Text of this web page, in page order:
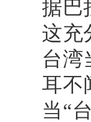
据巴
这充
台湾
耳不
当“